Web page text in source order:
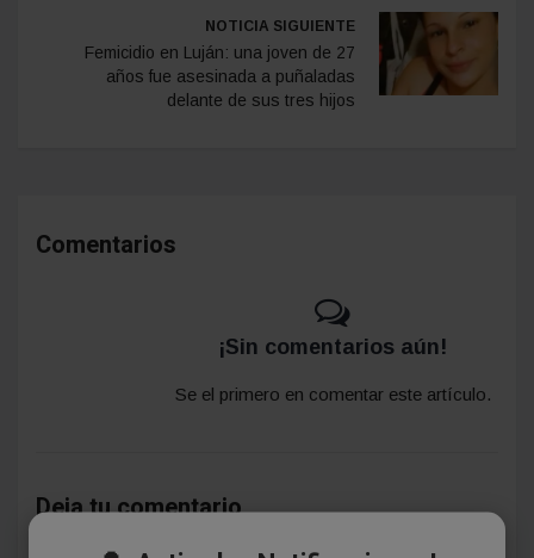
NOTICIA SIGUIENTE
Femicidio en Luján: una joven de 27
años fue asesinada a puñaladas
delante de sus tres hijos
Comentarios
¡Sin comentarios aún!
Se el primero en comentar este artículo.
Deja tu comentario